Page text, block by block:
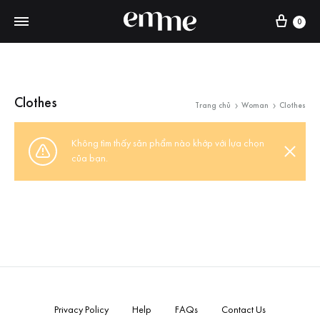
0
Clothes Trang chủ Woman Clothes
Không tìm thấy sản phẩm nào khớp với lựa chọn
của bạn.
Privacy Policy Help FAQs Contact Us